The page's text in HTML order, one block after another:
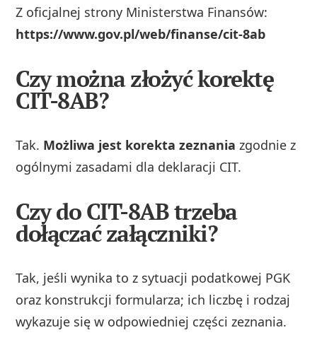
Z oficjalnej strony Ministerstwa Finansów:
https://www.gov.pl/web/finanse/cit-8ab
Czy można złożyć korektę
CIT-8AB?
Tak. Możliwa jest korekta zeznania zgodnie z
ogólnymi zasadami dla deklaracji CIT.
Czy do CIT-8AB trzeba
dołączać załączniki?
Tak, jeśli wynika to z sytuacji podatkowej PGK
oraz konstrukcji formularza; ich liczbę i rodzaj
wykazuje się w odpowiedniej części zeznania.